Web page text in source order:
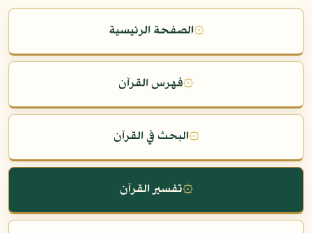
۞الصفحة الرئيسية
۞فهرس القرآن
۞البحث في القرآن
۞تفسير القرآن